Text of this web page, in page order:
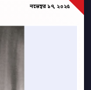
নভেম্বর ১৭, ২০২৫